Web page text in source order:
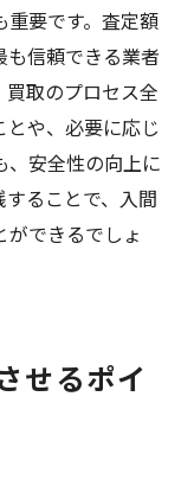
要です。査定額
信頼できる業者
取のプロセス全
や、必要に応じ
、安全性の向上に
ることで、入間
できるでしょ
せるポイ